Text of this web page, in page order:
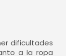
dificultades
a la ropa